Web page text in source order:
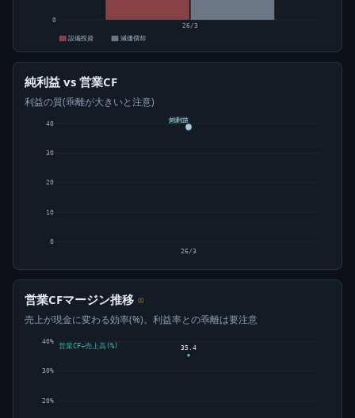
0
26/3
設備投資
減価償却
純利益 vs 営業CF
利益の質(乖離が大きいと注意)
0
10
20
30
40 営業CF
純利益
26/3
営業CFマージン推移 ⊙
売上が現金に変わる効率(%)。利益率との乖離は要注意
20%
30%
40%
35.4
営業CF÷売上高(%)